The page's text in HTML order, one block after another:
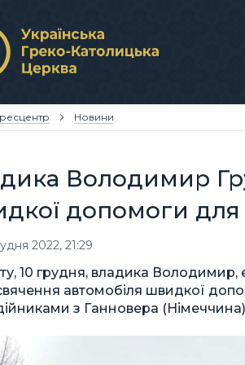
Новини
Володимир
допомоги
2022, 21:29
10 грудня, владика Володимир,
автомобіля швидкої
з Ганновера